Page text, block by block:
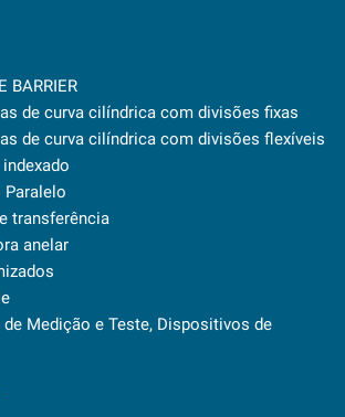
BARRIER
de curva cilíndrica com divisões fixas
de curva cilíndrica com divisões flexíveis
Paralelo
transferência
anelar
Medição e Teste, Dispositivos de